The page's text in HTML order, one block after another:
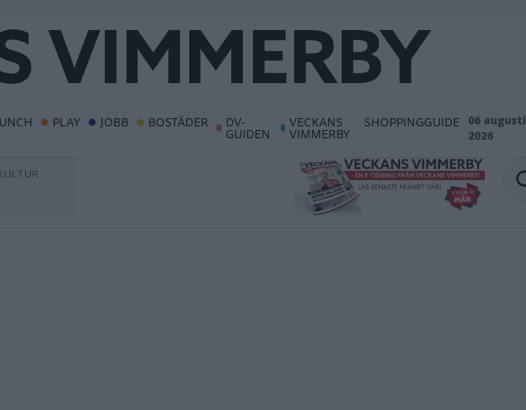
PLAY JOBB BOSTÄDER DV-
GUIDEN
VECKANS
VIMMERBY
SHOPPINGGUIDE
06 augusti
2026